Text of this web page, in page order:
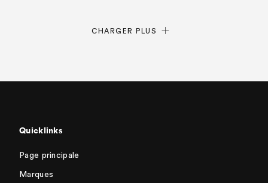
CHARGER PLUS
Quicklinks
Page principale
Marques